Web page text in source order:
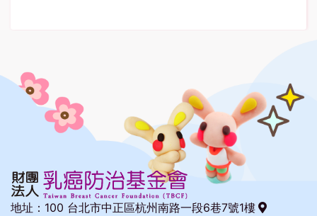
地址： 100 台北市中正區杭州南路一段6巷7號1樓